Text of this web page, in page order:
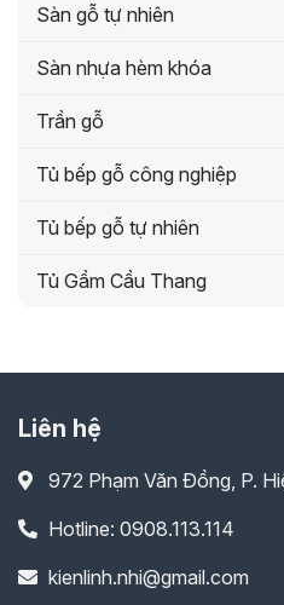
Sàn gỗ tự nhiên
Sàn nhựa hèm khóa
Trần gỗ
Tủ bếp gỗ công nghiệp
Tủ bếp gỗ tự nhiên
Tủ Gầm Cầu Thang
Liên hệ
972 Phạm Văn Đồng, P.
Hotline: 0908.113.114
kienlinh.nhi@gmail.com